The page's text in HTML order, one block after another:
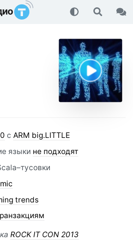
Т Подкаст
с ARM big.LITTLE
языки не подходят
trends
ROCK IT CON 2013